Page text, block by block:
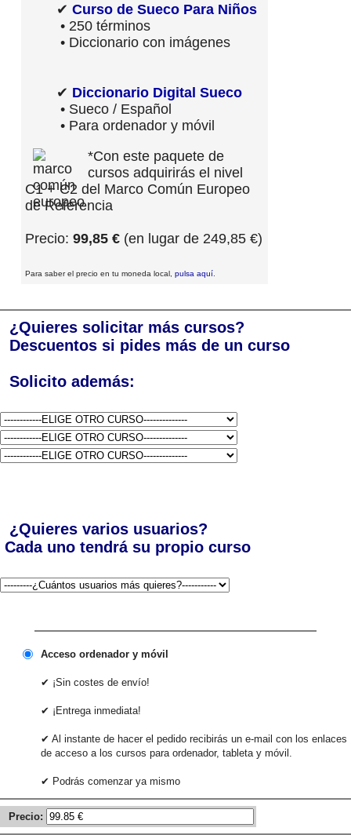
✔ Curso de Sueco Para Niños
• 250 términos
• Diccionario con imágenes
✔ Diccionario Digital Sueco
• Sueco / Español
• Para ordenador y móvil
*Con este paquete de
cursos adquirirás el nivel
C1 + C2 del Marco Común Europeo
de Referencia
Precio: 99,85 € (en lugar de 249,85 €)
Para saber el precio en tu moneda local, pulsa aquí
¿Quieres solicitar más cursos?
Descuentos si pides más de un curso
Solicito además:
¿Quieres varios usuarios?
Cada uno tendrá su propio curso
Acceso ordenador y móvil
✔ ¡Sin costes de envío!
✔ ¡Entrega inmediata!
✔ Al instante de hacer el pedido recibirás un e-mail con los enlaces
de acceso a los cursos para ordenador, tableta y móvil.
✔ Podrás comenzar ya mismo
Precio: